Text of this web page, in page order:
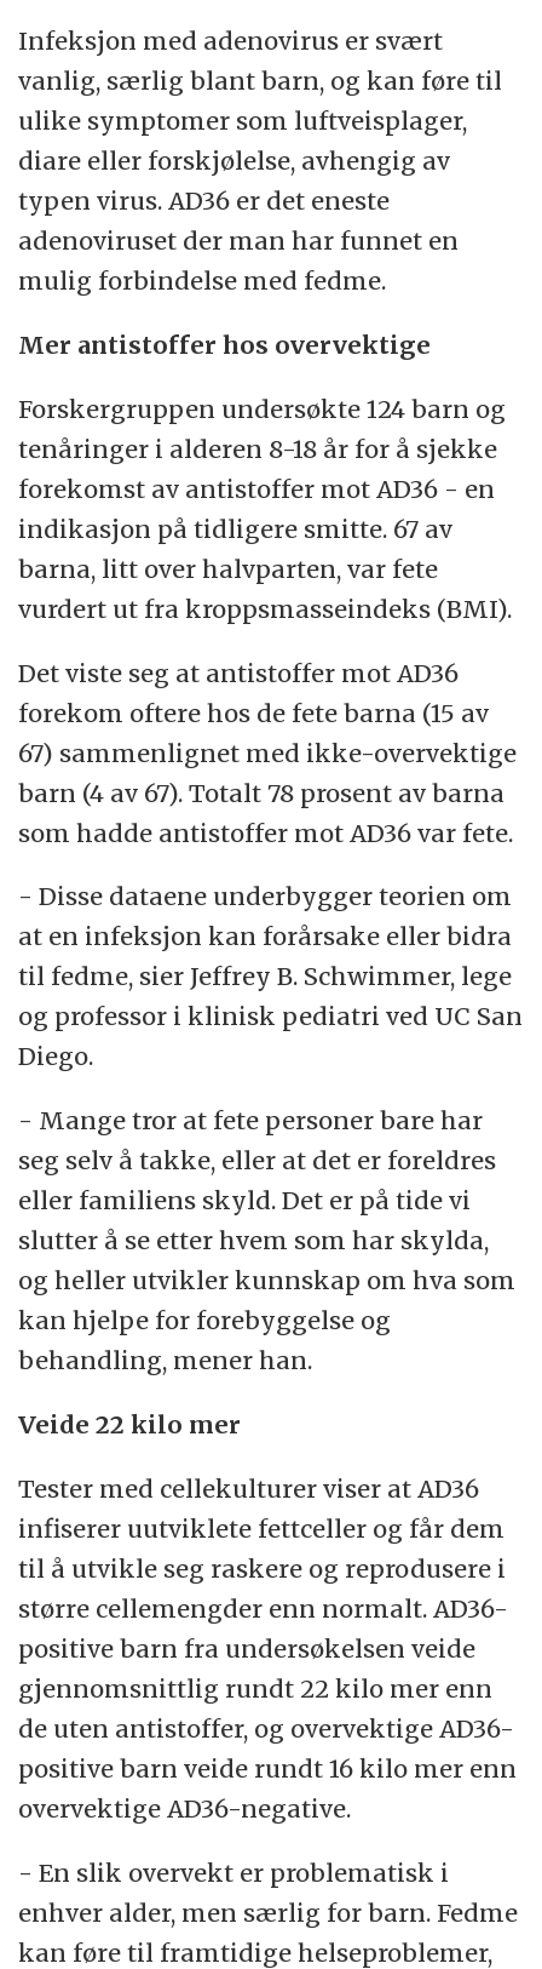
Infeksjon med adenovirus er svært
vanlig, særlig blant barn, og kan føre til
ulike symptomer som luftveisplager,
diare eller forskjølelse, avhengig av
typen virus. AD36 er det eneste
adenoviruset der man har funnet en
mulig forbindelse med fedme.
Mer antistoffer hos overvektige
Forskergruppen undersøkte 124 barn og
tenåringer i alderen 8-18 år for å sjekke
forekomst av antistoffer mot AD36 - en
indikasjon på tidligere smitte. 67 av
barna, litt over halvparten, var fete
vurdert ut fra kroppsmasseindeks (BMI).
Det viste seg at antistoffer mot AD36
forekom oftere hos de fete barna (15 av
67) sammenlignet med ikke-overvektige
barn (4 av 67). Totalt 78 prosent av barna
som hadde antistoffer mot AD36 var fete.
- Disse dataene underbygger teorien om
at en infeksjon kan forårsake eller bidra
til fedme, sier Jeffrey B. Schwimmer, lege
og professor i klinisk pediatri ved UC San
Diego.
- Mange tror at fete personer bare har
seg selv å takke, eller at det er foreldres
eller familiens skyld. Det er på tide vi
slutter å se etter hvem som har skylda,
og heller utvikler kunnskap om hva som
kan hjelpe for forebyggelse og
behandling, mener han.
Veide 22 kilo mer
Tester med cellekulturer viser at AD36
infiserer uutviklete fettceller og får dem
til å utvikle seg raskere og reprodusere i
større cellemengder enn normalt. AD36-
positive barn fra undersøkelsen veide
gjennomsnittlig rundt 22 kilo mer enn
de uten antistoffer, og overvektige AD36-
positive barn veide rundt 16 kilo mer enn
overvektige AD36-negative.
- En slik overvekt er problematisk i
enhver alder, men særlig for barn. Fedme
kan føre til framtidige helseproblemer,